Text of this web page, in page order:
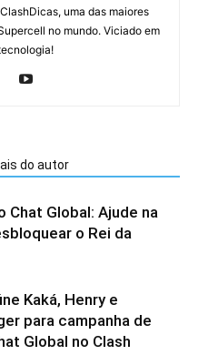
uma das maiores
no mundo. Viciado em
do autor
Chat Global: Ajude na
o Rei da
Kaká, Henry e
para campanha de
Global no Clash